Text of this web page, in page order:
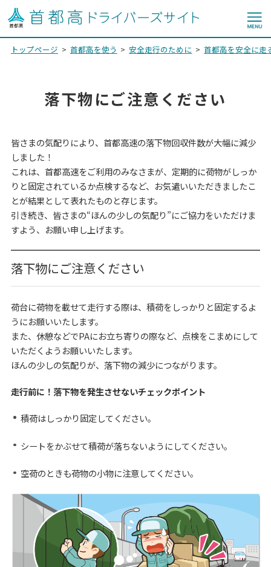
トップページ 首都高を使う 安全走行のために 首都高を安全に走
落下物にご注意ください
皆さまの気配りにより、首都高速の落下物回収件数が大幅に減少
しました！
これは、首都高速をご利用のみなさまが、定期的に荷物がしっか
りと固定されているか点検するなど、お気遣いいただきましたこ
とが結果として表れたものと存じます。
引き続き、皆さまの“ほんの少しの気配り”にご協力をいただけま
すよう、お願い申し上げます。
落下物にご注意ください
荷台に荷物を載せて走行する際は、積荷をしっかりと固定するよ
うにお願いいたします。
また、休憩などでPAにお立ち寄りの際など、点検をこまめにして
いただくようお願いいたします。
ほんの少しの気配りが、落下物の減少につながります。
走行前に！落下物を発生させないチェックポイント
積荷はしっかり固定してください。
シートをかぶせて積荷が落ちないようにしてください。
空荷のときも荷物の小物に注意してください。